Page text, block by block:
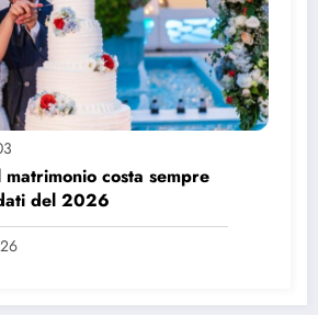
costa sempre
del 2026